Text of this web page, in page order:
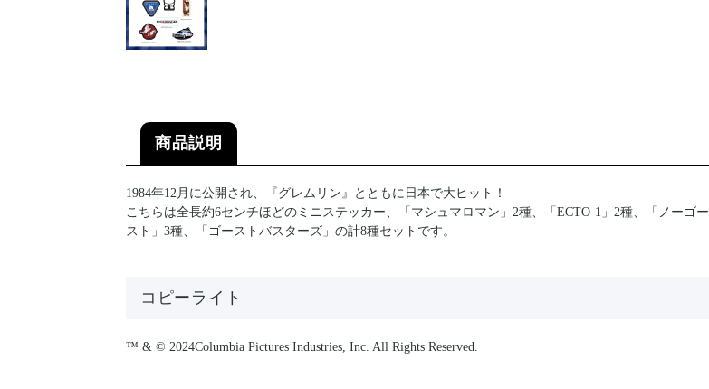
商品説明
1984年12月に公開され、『グレムリン』とともに日本で大ヒット！
こちらは全長約6センチほどのミニステッカー、「マシュマロマン」2種、「ECTO-1」2種、「ノーゴー
スト」3種、「ゴーストバスターズ」の計8種セットです。
コピーライト
™ & © 2024Columbia Pictures Industries, Inc. All Rights Reserved.